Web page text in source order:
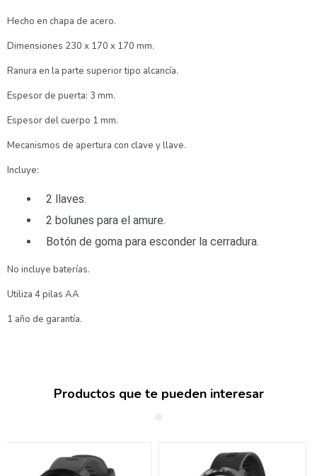
Hecho en chapa de acero.
Dimensiones 230 x 170 x 170 mm.
Ranura en la parte superior tipo alcancía.
Espesor de puerta: 3 mm.
Espesor del cuerpo 1 mm.
Mecanismos de apertura con clave y llave.
Incluye:
2 llaves.
2 bolunes para el amure.
Botón de goma para esconder la cerradura.
No incluye baterías.
Utiliza 4 pilas AA
1 año de garantía.
Productos que te pueden interesar